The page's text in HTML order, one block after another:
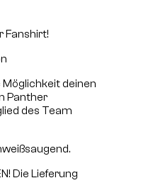
Fanshirt!
deinen
Panther
des Team
Die Lieferung